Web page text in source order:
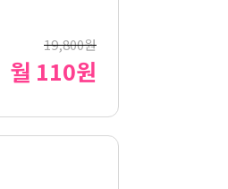
19,800원
월 110원